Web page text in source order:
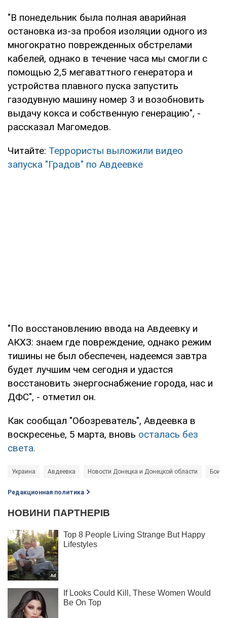
"В понедельник была полная аварийная
остановка из-за пробоя изоляции одного из
многократно поврежденных обстрелами
кабелей, однако в течение часа мы смогли с
помощью 2,5 мегаваттного генератора и
устройства плавного пуска запустить
газодувную машину номер 3 и возобновить
выдачу кокса и собственную генерацию", -
рассказал Магомедов.
Читайте: Террористы выложили видео
запуска "Градов" по Авдеевке
"По восстановлению ввода на Авдеевку и
АКХЗ: знаем где повреждение, однако режим
тишины не был обеспечен, надеемся завтра
будет лучшим чем сегодня и удастся
восстановить энергоснабжение города, нас и
ДФС", - отметил он.
Как сообщал "Обозреватель", Авдеевка в
воскресенье, 5 марта, вновь осталась без
света.
Украина Авдеевка Новости Донецка и Донецкой области Бои
Редакционная политика